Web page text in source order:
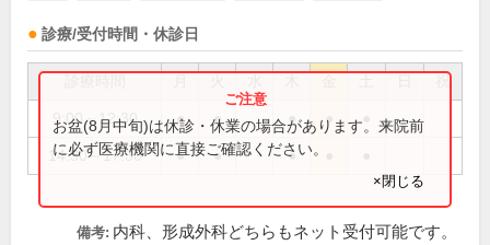
診療/受付時間・休診日
祝
9:00～12:30 ● ● ● ●
14:30～17:30 ● ● ●
お盆(8月中旬)は休診・休業の場合があります。来院前
に必ず医療機関に直接ご確認ください。
×閉じる
備考: 内科、形成外科どちらもネット受付可能です。